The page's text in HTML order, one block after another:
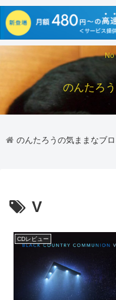
No
のんたろ
のんたろうの気ままなブ
V
CDレビュー